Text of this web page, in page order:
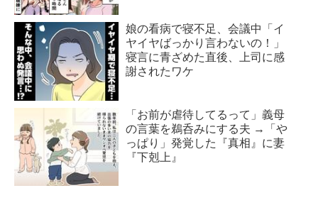
娘の看病で寝不足、会議中「イ
ヤイヤばっかり言わないの！」
寝言に青ざめた直後、上司に感
謝されたワケ
「お前が虐待してるって」義母
の言葉を鵜呑みにする夫 →「や
っぱり」発覚した『真相』に妻
『下剋上』